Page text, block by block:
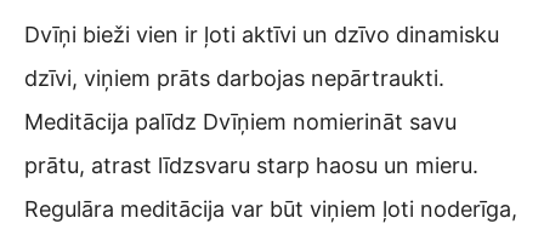
Dvīņi bieži vien ir ļoti aktīvi un dzīvo dinamisku
dzīvi, viņiem prāts darbojas nepārtraukti.
Meditācija palīdz Dvīņiem nomierināt savu
prātu, atrast līdzsvaru starp haosu un mieru.
Regulāra meditācija var būt viņiem ļoti noderīga,